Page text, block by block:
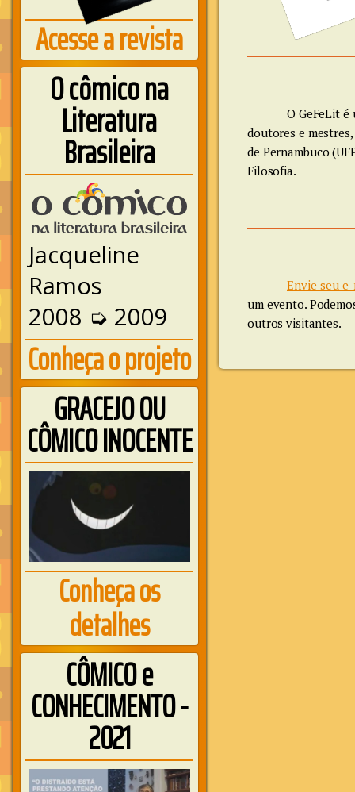
Acesse a revista
O cômico na
Literatura
Brasileira
Jacqueline
Ramos
2008 ➭ 2009
Conheça o projeto
GRACEJO OU
CÔMICO INOCENTE
Conheça os
detalhes
CÔMICO e
CONHECIMENTO -
2021
O GeFeLit
doutores e mestres,
de Pernambuco
Filosofia.
Envie seu
um evento.
outros visitantes.